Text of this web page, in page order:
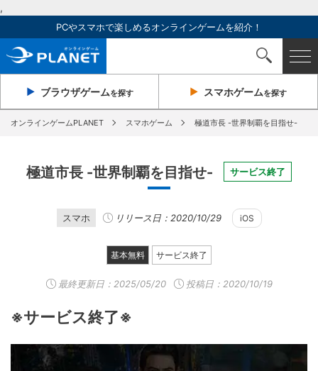
,
PCやスマホで楽しめるオンラインゲームを紹介！
ブラウザゲームを探す スマホゲームを探す
オンラインゲームPLANET スマホゲーム 極道市長 -世界制覇を目指せ-
極道市長 -世界制覇を目指せ- サービス終了
スマホ リリース日：2020/10/29 iOS
基本無料 サービス終了
最終更新日： 2025/05/20 投稿日：2020/10/19
※サービス終了※